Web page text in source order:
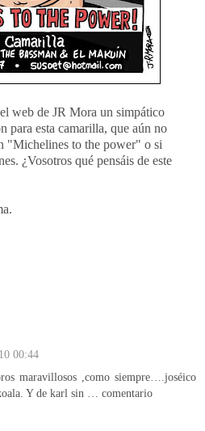
web de JR Mora un simpático
para esta camarilla, que aún no
"Michelines to the power" o si
¿Vosotros qué pensáis de este
00:44
maravillosos ,como siempre….joséico
Y de karl sin … comentario